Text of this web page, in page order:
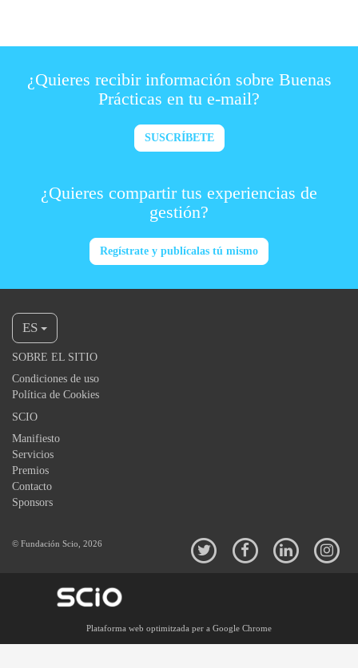
¿Quieres recibir información sobre Buenas
Prácticas en tu e-mail?
SUSCRÍBETE
¿Quieres compartir tus experiencias de
gestión?
Regístrate y publícalas tú mismo
ES
SOBRE EL SITIO
Condiciones de uso
Política de Cookies
SCIO
Manifiesto
Servicios
Premios
Contacto
Sponsors
© Fundación Scio, 2026
Plataforma web optimitzada per a Google Chrome